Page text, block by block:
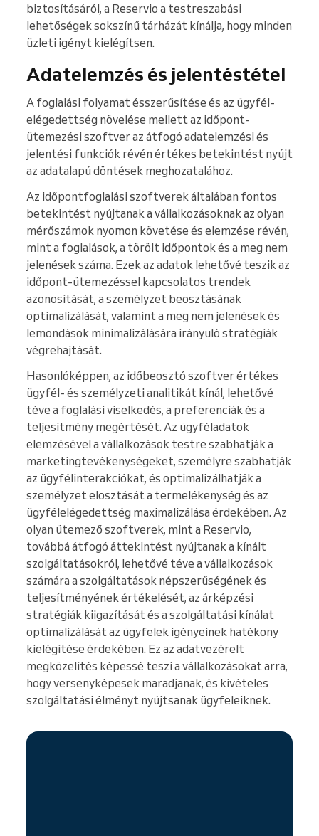
biztosításáról, a Reservio a testreszabási
lehetőségek sokszínű tárházát kínálja, hogy minden
üzleti igényt kielégítsen.
Adatelemzés és jelentéstétel
A foglalási folyamat ésszerűsítése és az ügyfél-
elégedettség növelése mellett az időpont-
ütemezési szoftver az átfogó adatelemzési és
jelentési funkciók révén értékes betekintést nyújt
az adatalapú döntések meghozatalához.
Az időpontfoglalási szoftverek általában fontos
betekintést nyújtanak a vállalkozásoknak az olyan
mérőszámok nyomon követése és elemzése révén,
mint a foglalások, a törölt időpontok és a meg nem
jelenések száma. Ezek az adatok lehetővé teszik az
időpont-ütemezéssel kapcsolatos trendek
azonosítását, a személyzet beosztásának
optimalizálását, valamint a meg nem jelenések és
lemondások minimalizálására irányuló stratégiák
végrehajtását.
Hasonlóképpen, az időbeosztó szoftver értékes
ügyfél- és személyzeti analitikát kínál, lehetővé
téve a foglalási viselkedés, a preferenciák és a
teljesítmény megértését. Az ügyféladatok
elemzésével a vállalkozások testre szabhatják a
marketingtevékenységeket, személyre szabhatják
az ügyfélinterakciókat, és optimalizálhatják a
személyzet elosztását a termelékenység és az
ügyfélelégedettség maximalizálása érdekében. Az
olyan ütemező szoftverek, mint a Reservio,
továbbá átfogó áttekintést nyújtanak a kínált
szolgáltatásokról, lehetővé téve a vállalkozások
számára a szolgáltatások népszerűségének és
teljesítményének értékelését, az árképzési
stratégiák kiigazítását és a szolgáltatási kínálat
optimalizálását az ügyfelek igényeinek hatékony
kielégítése érdekében. Ez az adatvezérelt
megközelítés képessé teszi a vállalkozásokat arra,
hogy versenyképesek maradjanak, és kivételes
szolgáltatási élményt nyújtsanak ügyfeleiknek.